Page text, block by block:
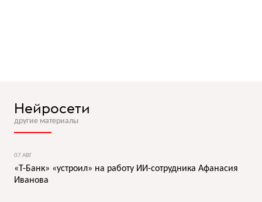
Нейросети
другие материалы
07 АВГ
«Т-Банк» «устроил» на работу ИИ-сотрудника Афанасия
Иванова